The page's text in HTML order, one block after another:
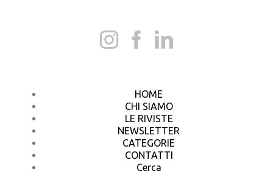
HOME
CHI SIAMO
LE RIVISTE
NEWSLETTER
CATEGORIE
CONTATTI
Cerca